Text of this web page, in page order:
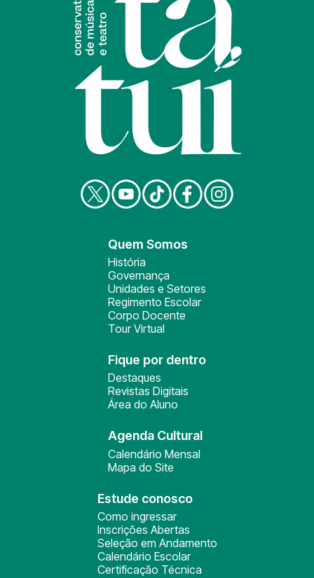
Quem Somos
História
Governança
Unidades e Setores
Regimento Escolar
Corpo Docente
Tour Virtual
Fique por dentro
Destaques
Revistas Digitais
Área do Aluno
Agenda Cultural
Calendário Mensal
Mapa do Site
Estude conosco
Como ingressar
Inscrições Abertas
Seleção em Andamento
Calendário Escolar
Certificação Técnica